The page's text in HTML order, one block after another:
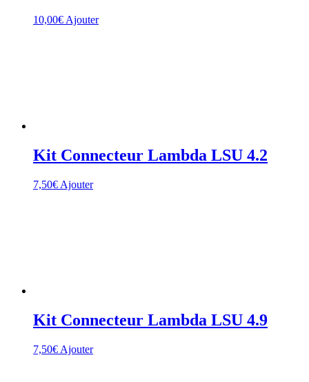
10,00€ Ajouter
Kit Connecteur Lambda LSU 4.2
7,50€ Ajouter
Kit Connecteur Lambda LSU 4.9
7,50€ Ajouter